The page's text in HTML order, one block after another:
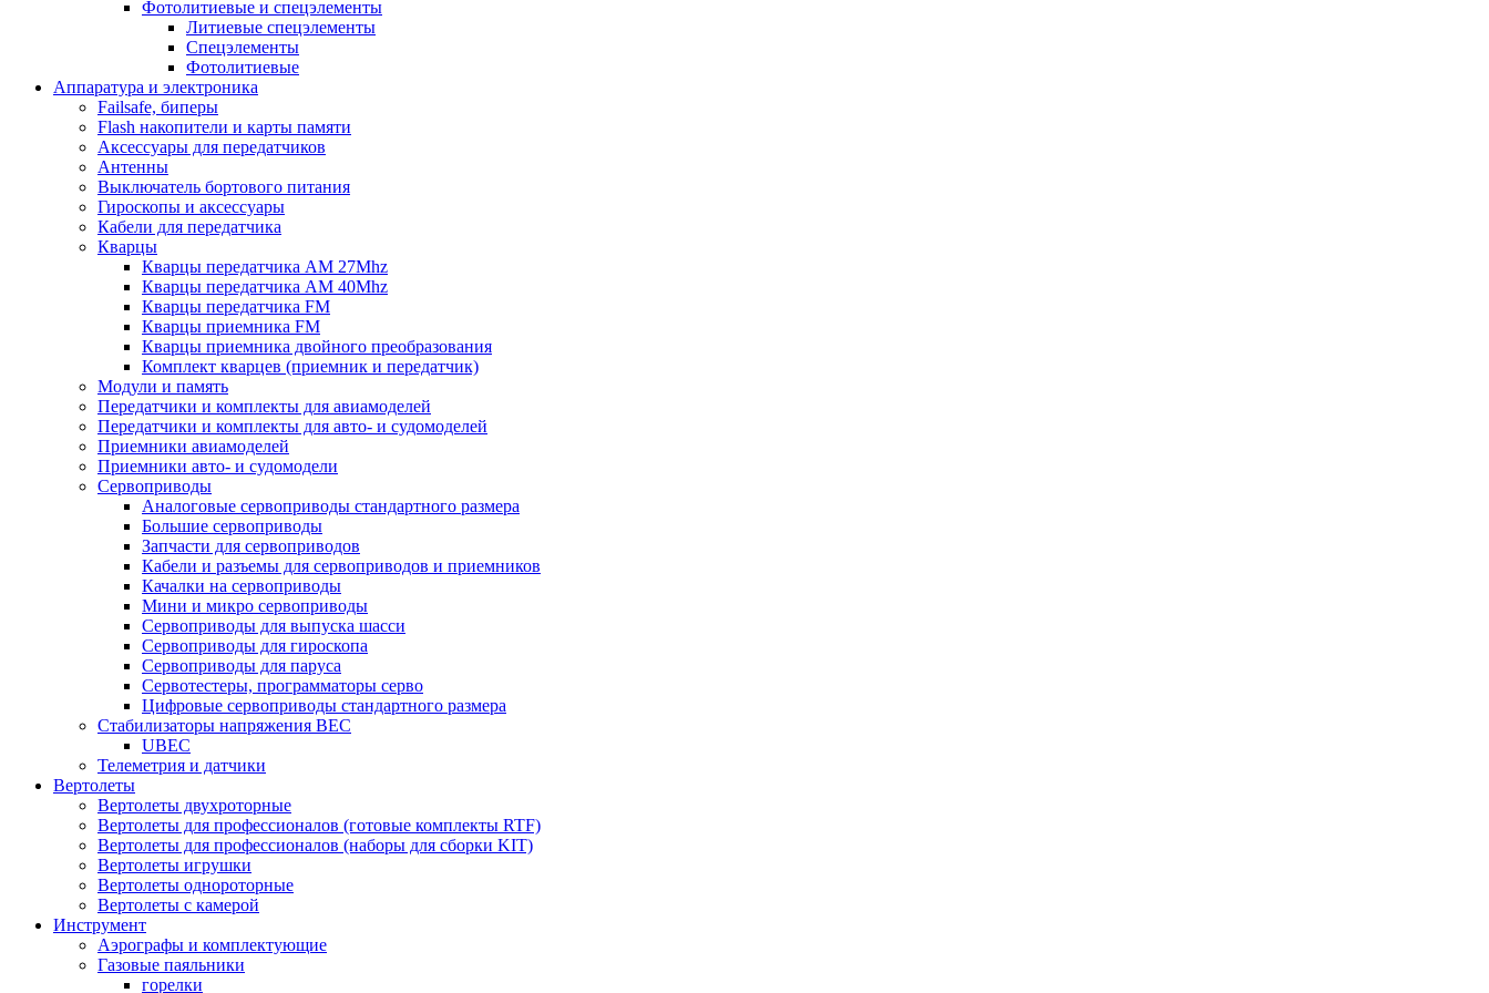
Фотолитиевые и спецэлементы
Литиевые спецэлементы
Спецэлементы
Фотолитиевые
Аппаратура и электроника
Failsafe, биперы
Flash накопители и карты памяти
Аксессуары для передатчиков
Антенны
Выключатель бортового питания
Гироскопы и аксессуары
Кабели для передатчика
Кварцы
Кварцы передатчика AM 27Mhz
Кварцы передатчика AM 40Mhz
Кварцы передатчика FM
Кварцы приемника FM
Кварцы приемника двойного преобразования
Комплект кварцев (приемник и передатчик)
Модули и память
Передатчики и комплекты для авиамоделей
Передатчики и комплекты для авто- и судомоделей
Приемники авиамоделей
Приемники авто- и судомодели
Сервоприводы
Аналоговые сервоприводы стандартного размера
Большие сервоприводы
Запчасти для сервоприводов
Кабели и разъемы для сервоприводов и приемников
Качалки на сервоприводы
Мини и микро сервоприводы
Сервоприводы для выпуска шасси
Сервоприводы для гироскопа
Сервоприводы для паруса
Сервотестеры, программаторы серво
Цифровые сервоприводы стандартного размера
Стабилизаторы напряжения BEC
UBEC
Телеметрия и датчики
Вертолеты
Вертолеты двухроторные
Вертолеты для профессионалов (готовые комплекты RTF)
Вертолеты для профессионалов (наборы для сборки KIT)
Вертолеты игрушки
Вертолеты однороторные
Вертолеты с камерой
Инструмент
Аэрографы и комплектующие
Газовые паяльники
горелки